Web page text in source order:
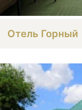
Отель Горный